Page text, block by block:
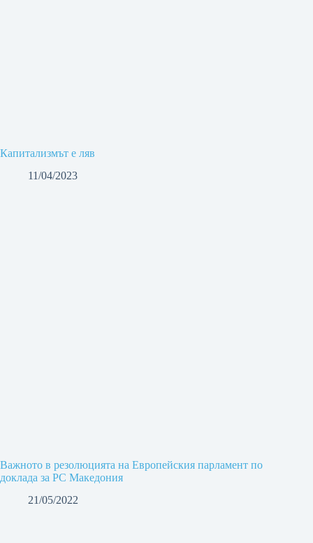
Капитализмът е ляв
11/04/2023
Важното в резолюцията на Европейския парламент по
доклада за РС Македония
21/05/2022